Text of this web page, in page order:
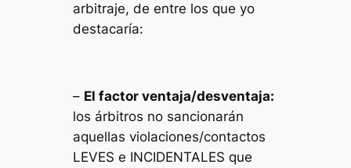
arbitraje, de entre los que yo
destacaría:
– El factor ventaja/desventaja:
los árbitros no sancionarán
aquellas violaciones/contactos
LEVES e INCIDENTALES que